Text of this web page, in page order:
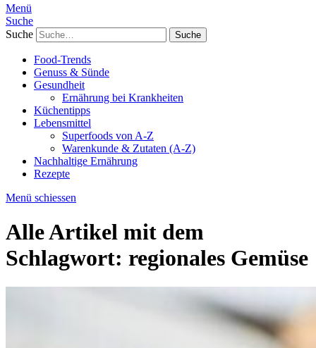
Menü
Suche
Suche
Food-Trends
Genuss & Sünde
Gesundheit
Ernährung bei Krankheiten
Küchentipps
Lebensmittel
Superfoods von A-Z
Warenkunde & Zutaten (A-Z)
Nachhaltige Ernährung
Rezepte
Menü schiessen
Alle Artikel mit dem
Schlagwort: regionales Gemüse